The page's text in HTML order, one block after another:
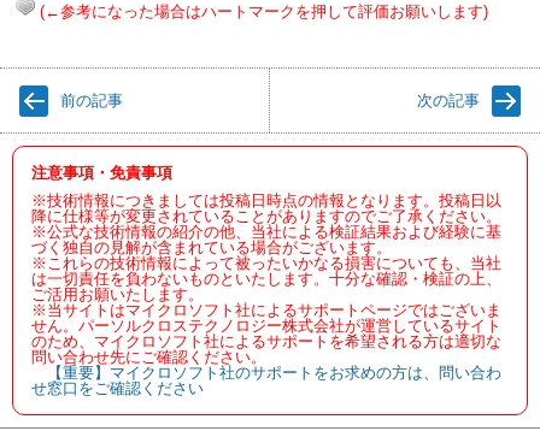
(←参考になった場合はハートマークを押して評価お願いします)
前の記事 次の記事
注意事項・免責事項
※技術情報につきましては投稿日時点の情報となります。投稿日以
降に仕様等が変更されていることがありますのでご了承ください。
※公式な技術情報の紹介の他、当社による検証結果および経験に基
づく独自の見解が含まれている場合がございます。
※これらの技術情報によって被ったいかなる損害についても、当社
は一切責任を負わないものといたします。十分な確認・検証の上、
ご活用お願いたします。
※当サイトはマイクロソフト社によるサポートページではございま
せん。パーソルクロステクノロジー株式会社が運営しているサイト
のため、マイクロソフト社によるサポートを希望される方は適切な
問い合わせ先にご確認ください。
【重要】マイクロソフト社のサポートをお求めの方は、問い合わ
せ窓口をご確認ください